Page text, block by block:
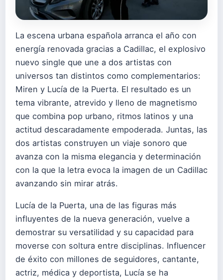
La escena urbana española arranca el año con
energía renovada gracias a Cadillac, el explosivo
nuevo single que une a dos artistas con
universos tan distintos como complementarios:
Miren y Lucía de la Puerta. El resultado es un
tema vibrante, atrevido y lleno de magnetismo
que combina pop urbano, ritmos latinos y una
actitud descaradamente empoderada. Juntas, las
dos artistas construyen un viaje sonoro que
avanza con la misma elegancia y determinación
con la que la letra evoca la imagen de un Cadillac
avanzando sin mirar atrás.
Lucía de la Puerta, una de las figuras más
influyentes de la nueva generación, vuelve a
demostrar su versatilidad y su capacidad para
moverse con soltura entre disciplinas. Influencer
de éxito con millones de seguidores, cantante,
actriz, médica y deportista, Lucía se ha